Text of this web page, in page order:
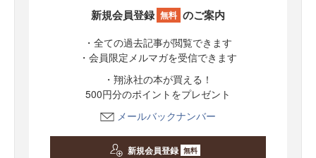
新規会員登録 無料 のご案内
・全ての過去記事が閲覧できます
・会員限定メルマガを受信できます
・翔泳社の本が買える！
500円分のポイントをプレゼント
メールバックナンバー
新規会員登録 無料